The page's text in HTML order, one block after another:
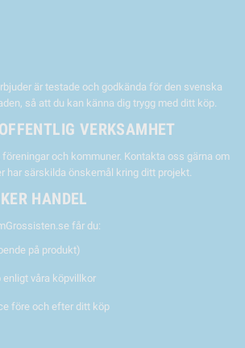
är testade och godkända för den svenska
så att du kan känna dig trygg med ditt köp.
VERKSAMHET
och kommuner. Kontakta oss gärna om
har särskilda önskemål kring ditt projekt.
HANDEL
får du:
på produkt)
enligt våra köpvillkor
före och efter ditt köp